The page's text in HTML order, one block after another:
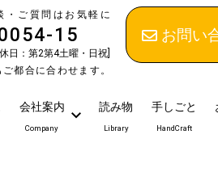
・ご質問はお気軽に
15
日：第2第4土曜・日祝]
都合に合わせます。
お問い
会社案内
Company
読み物
Library
手しごと
HandCraft